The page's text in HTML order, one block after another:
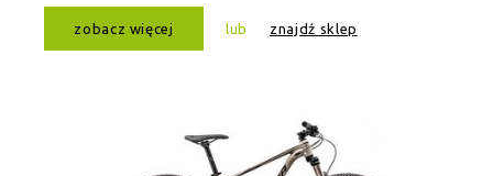
zobacz więcej lub znajdź sklep